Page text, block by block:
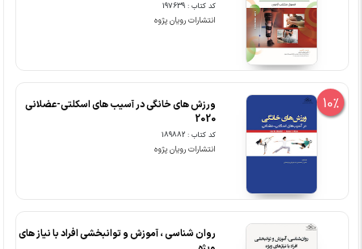
کد کتاب : 197639
انتشارات رویان پژوه
10%
ورزش های خانگی در آسیب های اسکلتی-عضلانی
2020
کد کتاب : 189882
انتشارات رویان پژوه
روان شناسی ، آموزش و توانبخشی افراد با نیاز های